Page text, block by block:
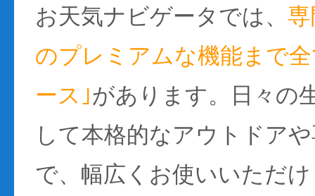
お天気ナビゲータでは、
のプレミアムな機能まで
ース｣があります。日々の
して本格的なアウトドア
で、幅広くお使いいただ